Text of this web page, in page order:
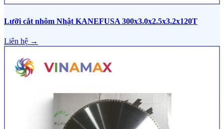
Lưỡi cắt nhôm Nhật KANEFUSA 300x3.0x2.5x3.2x120T
Liên hệ →